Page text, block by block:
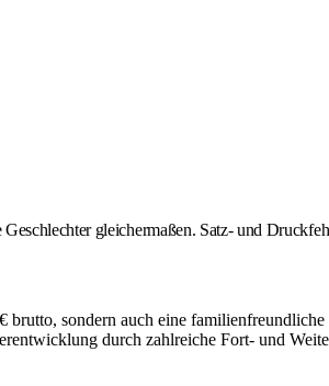
gleichermaßen. Satz- und
sondern auch eine
durch zahlreiche Fort- und